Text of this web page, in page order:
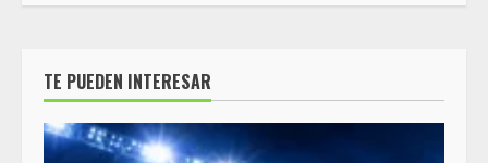
TE PUEDEN INTERESAR